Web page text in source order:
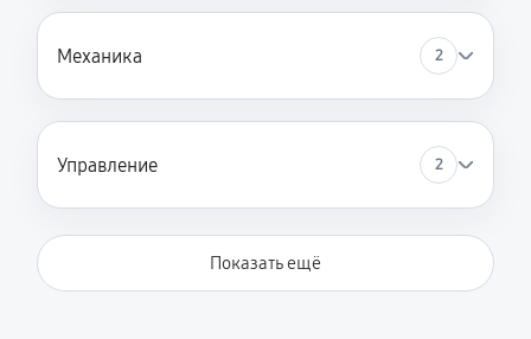
Механика 2
Управление 2
Показать ещё